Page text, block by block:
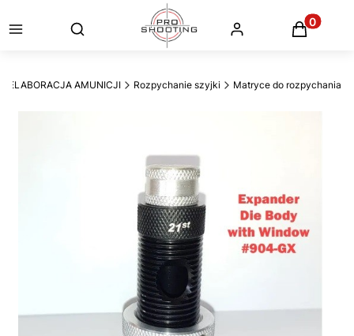
Otwórz wyszukiwarkę
ELABORACJA AMUNICJI Rozpychanie szyjki Matryce do rozpychania